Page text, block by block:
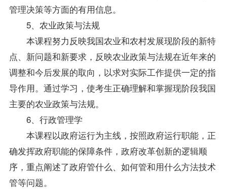
管理决策等方面的有用信息。
5、农业政策与法规
本课程努力反映我国农业和农村发展现阶段的新特
点、新问题和新要求，反映农业政策与法规在近年来的
调整和今后发展的取向，以求对实际工作提供一定的指
导作用。通过学习，使考生正确理解和掌握现阶段我国
主要的农业政策与法规。
6、行政管理学
本课程以政府运行为主线，按照政府运行职能，正
确发挥政府职能的保障条件，政府改革创新的逻辑顺
序，重点阐述了政府管什么、如何管和用什么方法技术
管等问题。